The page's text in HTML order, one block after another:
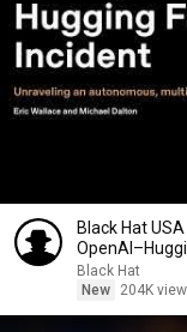
Black Hat
Black Hat
New
204K